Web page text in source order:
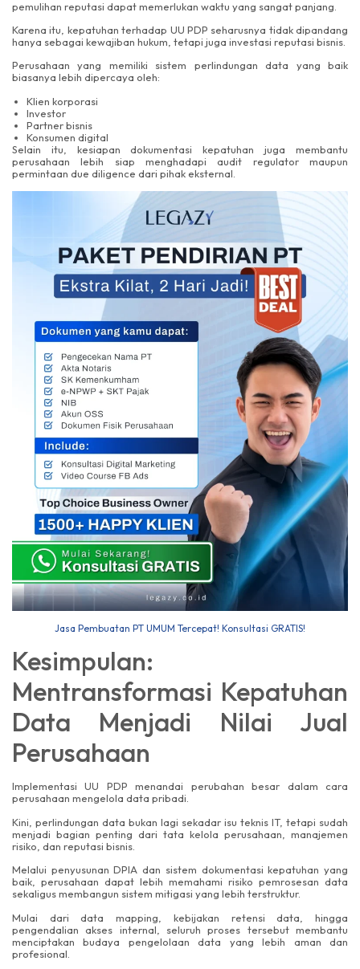
pemulihan reputasi dapat memerlukan waktu yang sangat panjang.
Karena itu, kepatuhan terhadap UU PDP seharusnya tidak dipandang
hanya sebagai kewajiban hukum, tetapi juga investasi reputasi bisnis.
Perusahaan yang memiliki sistem perlindungan data yang baik
biasanya lebih dipercaya oleh:
Klien korporasi
Investor
Partner bisnis
Konsumen digital
Selain itu, kesiapan dokumentasi kepatuhan juga membantu
perusahaan lebih siap menghadapi audit regulator maupun
permintaan due diligence dari pihak eksternal.
Jasa Pembuatan PT UMUM Tercepat! Konsultasi GRATIS!
Kesimpulan:
Mentransformasi Kepatuhan
Data Menjadi Nilai Jual
Perusahaan
Implementasi UU PDP menandai perubahan besar dalam cara
perusahaan mengelola data pribadi.
Kini, perlindungan data bukan lagi sekadar isu teknis IT, tetapi sudah
menjadi bagian penting dari tata kelola perusahaan, manajemen
risiko, dan reputasi bisnis.
Melalui penyusunan DPIA dan sistem dokumentasi kepatuhan yang
baik, perusahaan dapat lebih memahami risiko pemrosesan data
sekaligus membangun sistem mitigasi yang lebih terstruktur.
Mulai dari data mapping, kebijakan retensi data, hingga
pengendalian akses internal, seluruh proses tersebut membantu
menciptakan budaya pengelolaan data yang lebih aman dan
profesional.